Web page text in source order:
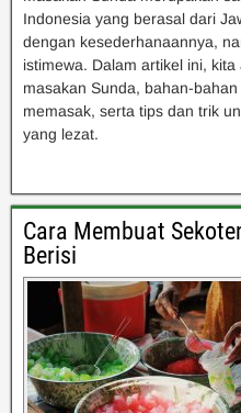
Indonesia yang berasal dari
dengan kesederhanaannya,
istimewa. Dalam artikel ini,
masakan Sunda, bahan-
memasak, serta tips dan trik
yang lezat.
Cara Membuat
Berisi